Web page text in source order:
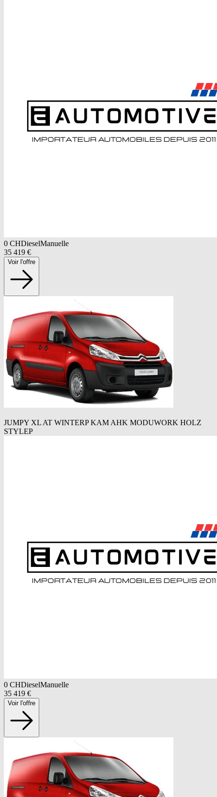
0 CHDieselManuelle
35 419 €
Voir l'offre
JUMPY XL AT WINTERP KAM AHK MODUWORK HOLZ
STYLEP
0 CHDieselManuelle
35 419 €
Voir l'offre